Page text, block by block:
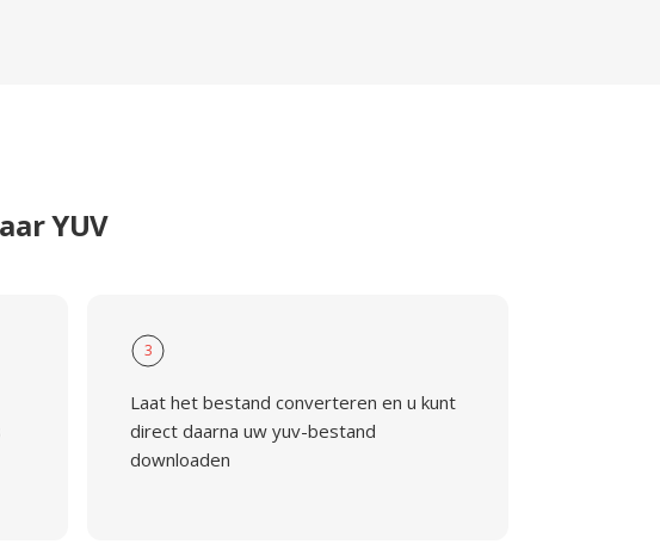
YUV
3
Laat het bestand converteren en u kunt
direct daarna uw yuv-bestand
downloaden